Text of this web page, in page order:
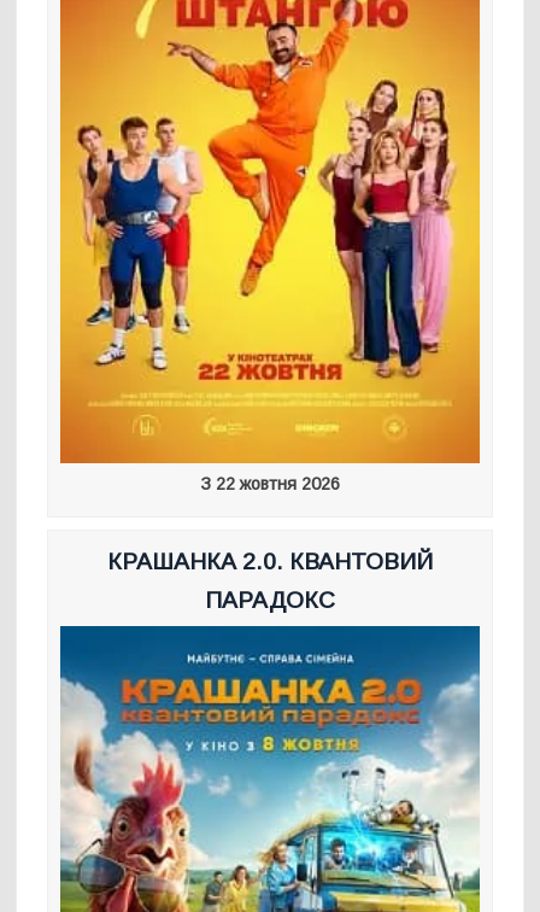
З 22 жовтня 2026
КРАШАНКА 2.0. КВАНТОВИЙ
ПАРАДОКС